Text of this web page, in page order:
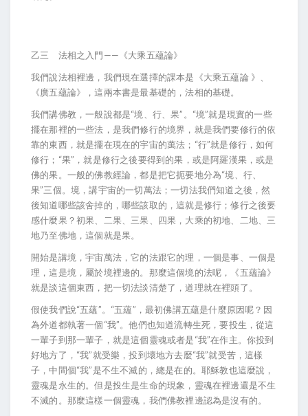
乙三 法相之入門——《大乘五蘊論》
我們說法相裡邊，我們現在選擇的課本是《大乘五蘊論 》、
《廣五蘊論》，這兩本書是最基礎的，法相的基礎。
我們講佛教，一般說都是“境、行、果”。“境”就是現實的一些
擺在那裡的一些法，是我們修行的境界，就是我們要修行的依
靠的東西，就是擺在現在的宇宙的萬法；“行”就是修行，如何
修行；“果”，就是修行之後要得到的果，或是阿羅漢果，或是
佛的果。一般的佛教經論，都是把它扼要地分為“境、行、
果”三個。境，講宇宙的一切萬法；一切法我們知道之後，然
後知道哪些該舍掉的，哪些該取的，這就是修行；修行之後要
感什麼果？初果、二果、三果、四果，大乘的初地、二地、三
地乃至佛地，這個就是果。
開始是講境，宇宙萬法，它的法跟它的理，一個是事、一個是
理，這是境，屬於境裡邊的。那麼這個境的法呢，《五蘊論》
就是談這個東西，把一切法談清楚了，道理就在裡頭了。
假使我們說“五蘊”。“五蘊”，最初佛講五蘊是什麼原因呢？因
為外道都執著一個“我”。他們也知道流轉生死，要投生，從這
一輩子到那一輩子，就是這個靈魂或者是“我”在作主。你投到
好地方了，“我”就受樂，投到壞地方去麼“我”就受苦，這樣
子，中間個“我”是不生不滅的，總是在的。耶穌教也這麼說，
靈魂是永生的。但是投生是生命的現象，靈魂在裡邊還是不生
不滅的。那麼這樣一個靈魂，我們佛教裡邊認為是沒有的。